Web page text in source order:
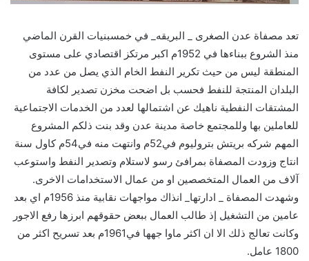
تعد مصفاة عدن الصغرى _ البريقه_ في خمسبنيات القرن الماضي
منذ الشروع ببناءها في 1952م اكبر مرتكز اقتصادي على مستوى
المنطقة ليس من حيث تكرير النفط الخام الذي يصل من عدد من
البلدان المنتجة للنفط فحسب بل اضحت مخزن تصدير لكافة
المشتقات النفطية ناهيك عن اشتمالها لعدد من الخدمات الاجتماعية
للعاملين بها وللمجتمع خاصة مدينة عدن وقد بنت ذلكم المشروع
المهم شركه بريتش بتروليوم في52م وانتهت منه في54م كاول سنة
انتاج وزودت المصفاة بمرافئ رسو لاستلام وتصدير النفط واستوعب
آلاف من العمال المتخصصين او من عمال الاستخدامات الاخرى.
وشهدت المصفاة _ ادارتها_ انذاك مواجهات نقابية منذ 1956م اي بعد
عامين من التشغيل إذ طالب العمال ببعض حقوقهم ابرزها رفع الاجور
وكانت تعالج ذلك الا ان اكثر ماوا جهها في1961م بعد تسريح اكثر من
1800 عامل.